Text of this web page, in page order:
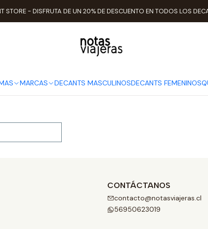
MARCAS DECANTS MASCULINOSDECANTS FEMENINOS
STORE - DISFRUTA DE UN 20% DE DESCUENTO EN TODOS LOS
Inicio Perfumistas Rodrigo Flores-Roux
Rodrigo Flores-Roux
CONTÁCTANOS
contacto@notasviajeras.cl
56950623019